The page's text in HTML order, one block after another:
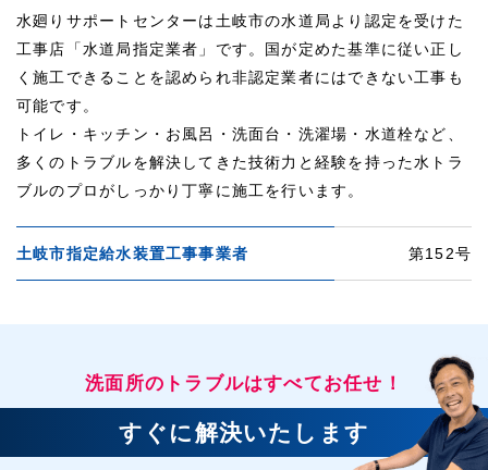
水廻りサポートセンターは土岐市の水道局より認定を受けた
工事店「水道局指定業者」です。国が定めた基準に従い正し
く施工できることを認められ非認定業者にはできない工事も
可能です。
トイレ・キッチン・お風呂・洗面台・洗濯場・水道栓など、
多くのトラブルを解決してきた技術力と経験を持った水トラ
ブルのプロがしっかり丁寧に施工を行います。
土岐市指定給水装置工事事業者 第152号
洗面所のトラブルはすべてお任せ！
すぐに解決いたします